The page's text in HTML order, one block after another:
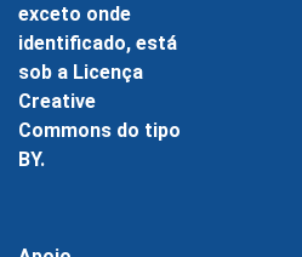
exceto onde
identificado, está
sob a Licença
Creative
Commons do tipo
BY.